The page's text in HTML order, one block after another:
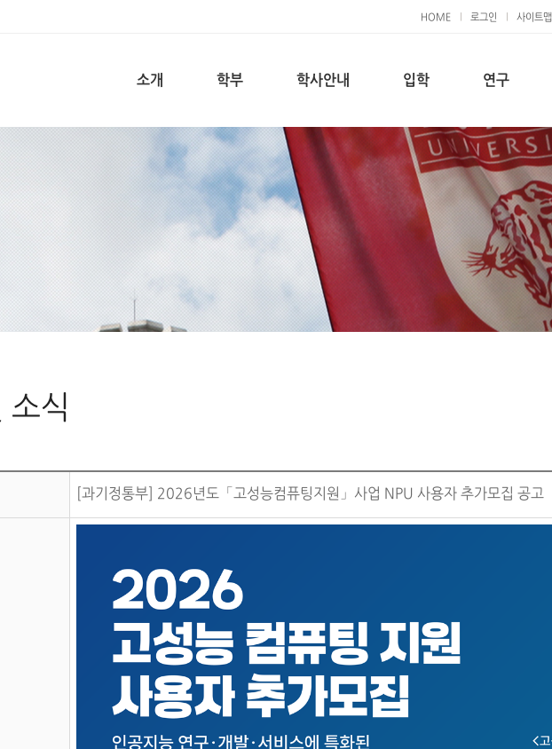
HOME 로그인 사이트맵
소개 학부 학사안내 입학 연구
소식
[과기정통부] 2026년도「고성능컴퓨팅지원」사업 NPU 사용자 추가모집 공고